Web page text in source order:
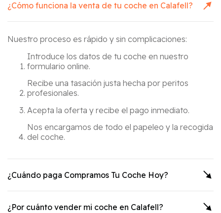
¿Cómo funciona la venta de tu coche en Calafell?
Nuestro proceso es rápido y sin complicaciones:
Introduce los datos de tu coche en nuestro
formulario online.
Recibe una tasación justa hecha por peritos
profesionales.
Acepta la oferta y recibe el pago inmediato.
Nos encargamos de todo el papeleo y la recogida
del coche.
¿Cuándo paga Compramos Tu Coche Hoy?
¿Por cuánto vender mi coche en Calafell?